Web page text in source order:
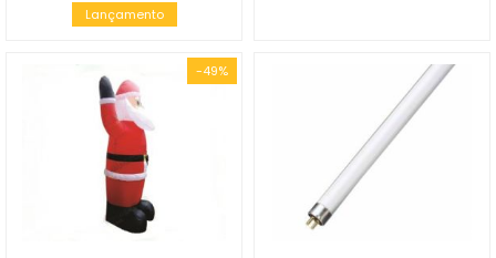
Lançamento
-49%